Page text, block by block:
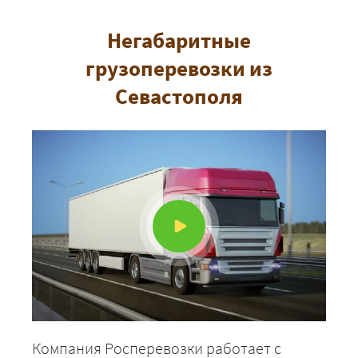
Негабаритные
грузоперевозки из
Севастополя
Компания Росперевозки работает с